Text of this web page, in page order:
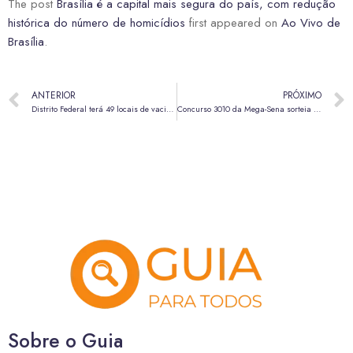
The post Brasília é a capital mais segura do país, com redução
histórica do número de homicídios first appeared on Ao Vivo de
Brasília.
ANTERIOR
Distrito Federal terá 49 locais de vacinação contra gripe e outras doenças neste sábado (16)
PRÓXIMO
Concurso 3010 da Mega-Sena sorteia prêmio estimado em R$ 300 milhões no domingo (24)
Sobre o Guia